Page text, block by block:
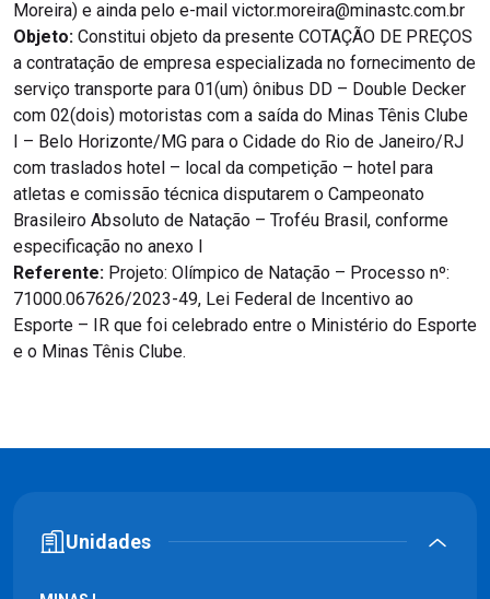
Moreira) e ainda pelo e-mail victor.moreira@minastc.com.br
Objeto: Constitui objeto da presente COTAÇÃO DE PREÇOS
a contratação de empresa especializada no fornecimento de
serviço transporte para 01(um) ônibus DD – Double Decker
com 02(dois) motoristas com a saída do Minas Tênis Clube
I – Belo Horizonte/MG para o Cidade do Rio de Janeiro/RJ
com traslados hotel – local da competição – hotel para
atletas e comissão técnica disputarem o Campeonato
Brasileiro Absoluto de Natação – Troféu Brasil, conforme
especificação no anexo I
Referente: Projeto: Olímpico de Natação – Processo nº:
71000.067626/2023-49, Lei Federal de Incentivo ao
Esporte – IR que foi celebrado entre o Ministério do Esporte
e o Minas Tênis Clube.
Unidades